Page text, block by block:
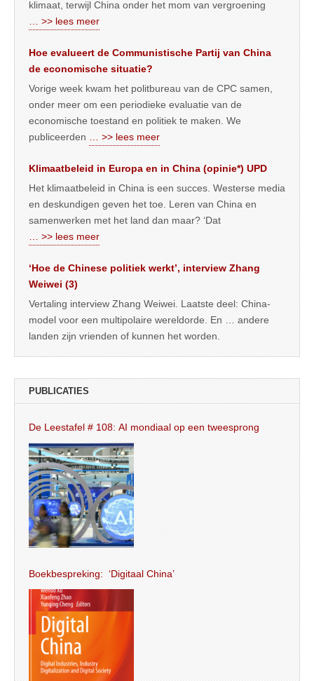
klimaat, terwijl China onder het mom van vergroening
… >> lees meer
Hoe evalueert de Communistische Partij van China
de economische situatie?
Vorige week kwam het politbureau van de CPC samen,
onder meer om een periodieke evaluatie van de
economische toestand en politiek te maken. We
publiceerden
… >> lees meer
Klimaatbeleid in Europa en in China (opinie*) UPD
Het klimaatbeleid in China is een succes. Westerse media
en deskundigen geven het toe. Leren van China en
samenwerken met het land dan maar? ‘Dat
… >> lees meer
‘Hoe de Chinese politiek werkt’, interview Zhang
Weiwei (3)
Vertaling interview Zhang Weiwei. Laatste deel: China-
model voor een multipolaire wereldorde. En … andere
landen zijn vrienden of kunnen het worden.
PUBLICATIES
De Leestafel # 108: AI mondiaal op een tweesprong
Boekbespreking: ‘Digitaal China’